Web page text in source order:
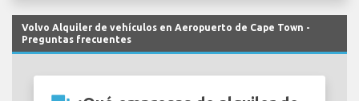
Volvo Alquiler de vehículos en Aeropuerto de Cape Town -
Preguntas frecuentes